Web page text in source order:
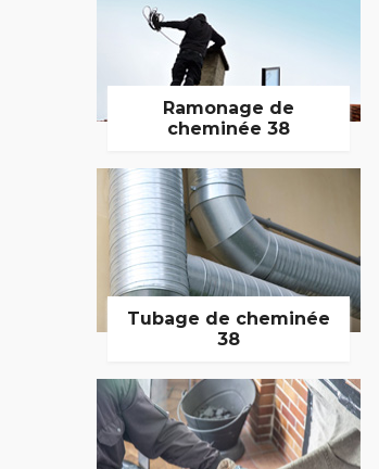
Ramonage de
cheminée 38
Tubage de cheminée
38